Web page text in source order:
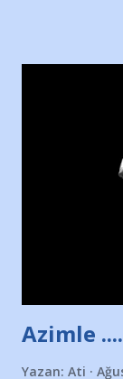
Nesrin’in
havuzunun
duruyor.
yüzücüleri.
Sadece 4 kız
kızından biri
Adana Nesrin,
Türkiye 3.lüğü
Azimle
Yazan: Ati